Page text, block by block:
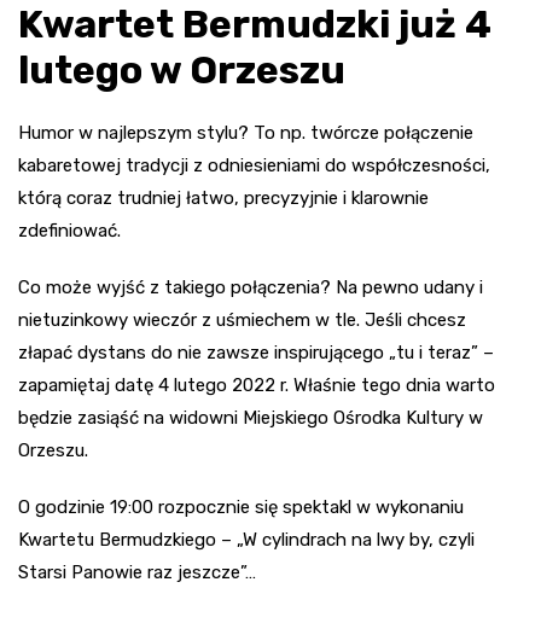
Kwartet Bermudzki już 4
lutego w Orzeszu
Humor w najlepszym stylu? To np. twórcze połączenie
kabaretowej tradycji z odniesieniami do współczesności,
którą coraz trudniej łatwo, precyzyjnie i klarownie
zdefiniować.
Co może wyjść z takiego połączenia? Na pewno udany i
nietuzinkowy wieczór z uśmiechem w tle. Jeśli chcesz
złapać dystans do nie zawsze inspirującego „tu i teraz” –
zapamiętaj datę 4 lutego 2022 r. Właśnie tego dnia warto
będzie zasiąść na widowni Miejskiego Ośrodka Kultury w
Orzeszu.
O godzinie 19:00 rozpocznie się spektakl w wykonaniu
Kwartetu Bermudzkiego – „W cylindrach na lwy by, czyli
Starsi Panowie raz jeszcze”…